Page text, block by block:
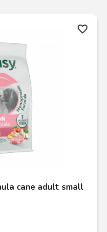
favorite_border
cane adult small